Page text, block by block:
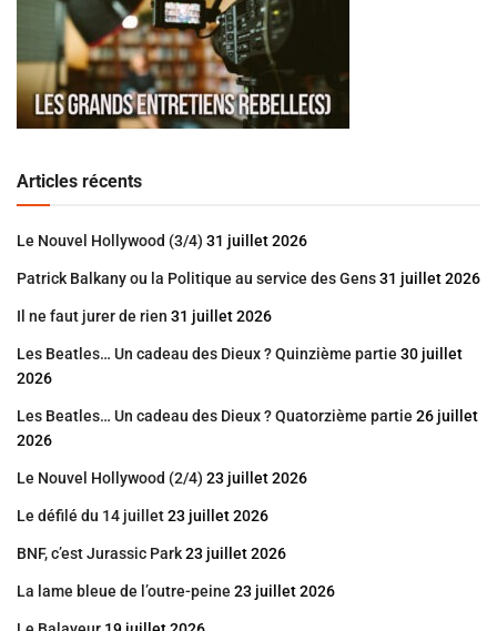
Articles récents
Le Nouvel Hollywood (3/4) 31 juillet 2026
Patrick Balkany ou la Politique au service des Gens31 juillet 2026
Il ne faut jurer de rien 31 juillet 2026
Les Beatles… Un cadeau des Dieux ? Quinzième partie 30 juillet
2026
Les Beatles… Un cadeau des Dieux ? Quatorzième partie 26 juillet
2026
Le Nouvel Hollywood (2/4) 23 juillet 2026
Le défilé du 14 juillet23 juillet 2026
BNF, c’est Jurassic Park23 juillet 2026
La lame bleue de l’outre-peine 23 juillet 2026